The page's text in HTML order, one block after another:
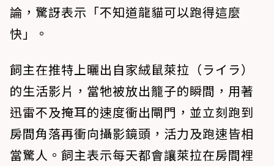
論，驚訝表示「不知道龍貓可以跑得這麼
快」。
飼主在推特上曬出自家絨鼠萊拉（ライラ）
的生活影片，當牠被放出籠子的瞬間，用著
迅雷不及掩耳的速度衝出閘門，並立刻跑到
房間角落再衝向攝影鏡頭，活力及跑速皆相
當驚人。飼主表示每天都會讓萊拉在房間裡